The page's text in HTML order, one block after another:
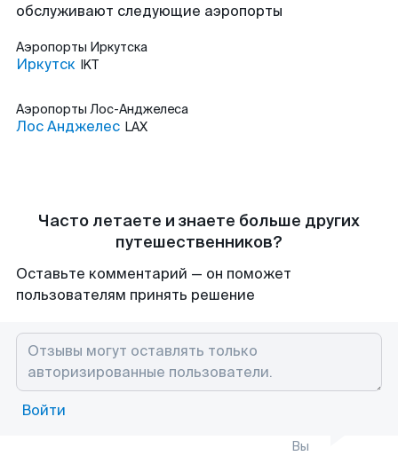
обслуживают следующие аэропорты
Аэропорты Иркутска
Иркутск IKT
Аэропорты Лос-Анджелеса
Лос Анджелес LAX
Часто летаете и знаете больше других
путешественников?
Оставьте комментарий — он поможет
пользователям принять решение
Войти
Вы